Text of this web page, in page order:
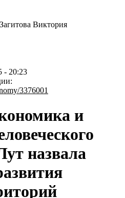
Загитова Виктория
- 20:23
3376001
и
назвала